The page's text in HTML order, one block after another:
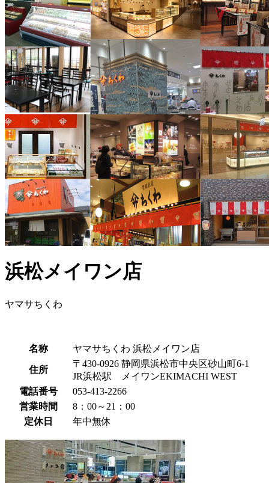
浜松メイワン店
ヤマサちくわ
名称 ヤマサちくわ 浜松メイワン店
住所
〒430-0926 静岡県浜松市中央区砂山町6-1
JR浜松駅 メイワンEKIMACHI WEST
電話番号
053-413-2266
営業時間
8：00～21：00
定休日
年中無休